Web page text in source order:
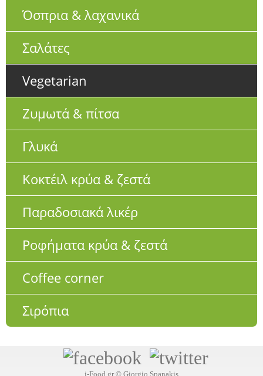
Όσπρια & λαχανικά
Σαλάτες
Vegetarian
Ζυμωτά & πίτσα
Γλυκά
Κοκτέιλ κρύα & ζεστά
Παραδοσιακά λικέρ
Ροφήματα κρύα & ζεστά
Coffee corner
Σιρόπια
i-Food.gr © Giorgio Spanakis